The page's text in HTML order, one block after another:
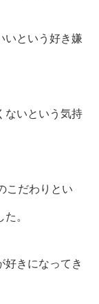
いという好き嫌
ないという気持
こだわりとい
。
好きになってき